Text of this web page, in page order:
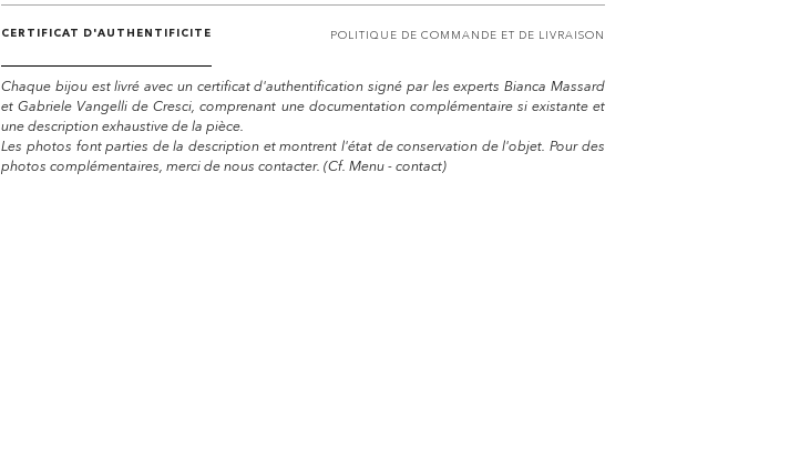
CERTIFICAT D'AUTHENTIFICITE POLITIQUE DE COMMANDE ET DE LIVRAISON
Chaque bijou est livré avec un certificat d'authentification signé par les experts Bianca Massard
et Gabriele Vangelli de Cresci, comprenant une documentation complémentaire si existante et
une description exhaustive de la pièce.
Les photos font parties de la description et montrent l'état de conservation de l'objet. Pour des
photos complémentaires, merci de nous contacter. (Cf. Menu - contact)